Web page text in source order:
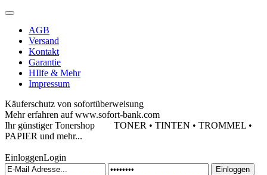
AGB
Versand
Kontakt
Garantie
HIlfe & Mehr
Impressum
Käuferschutz von sofortüberweisung
Mehr erfahren auf www.sofort-bank.com
Ihr günstiger Tonershop TONER • TINTEN • TROMMEL •
PAPIER und mehr...
EinloggenLogin